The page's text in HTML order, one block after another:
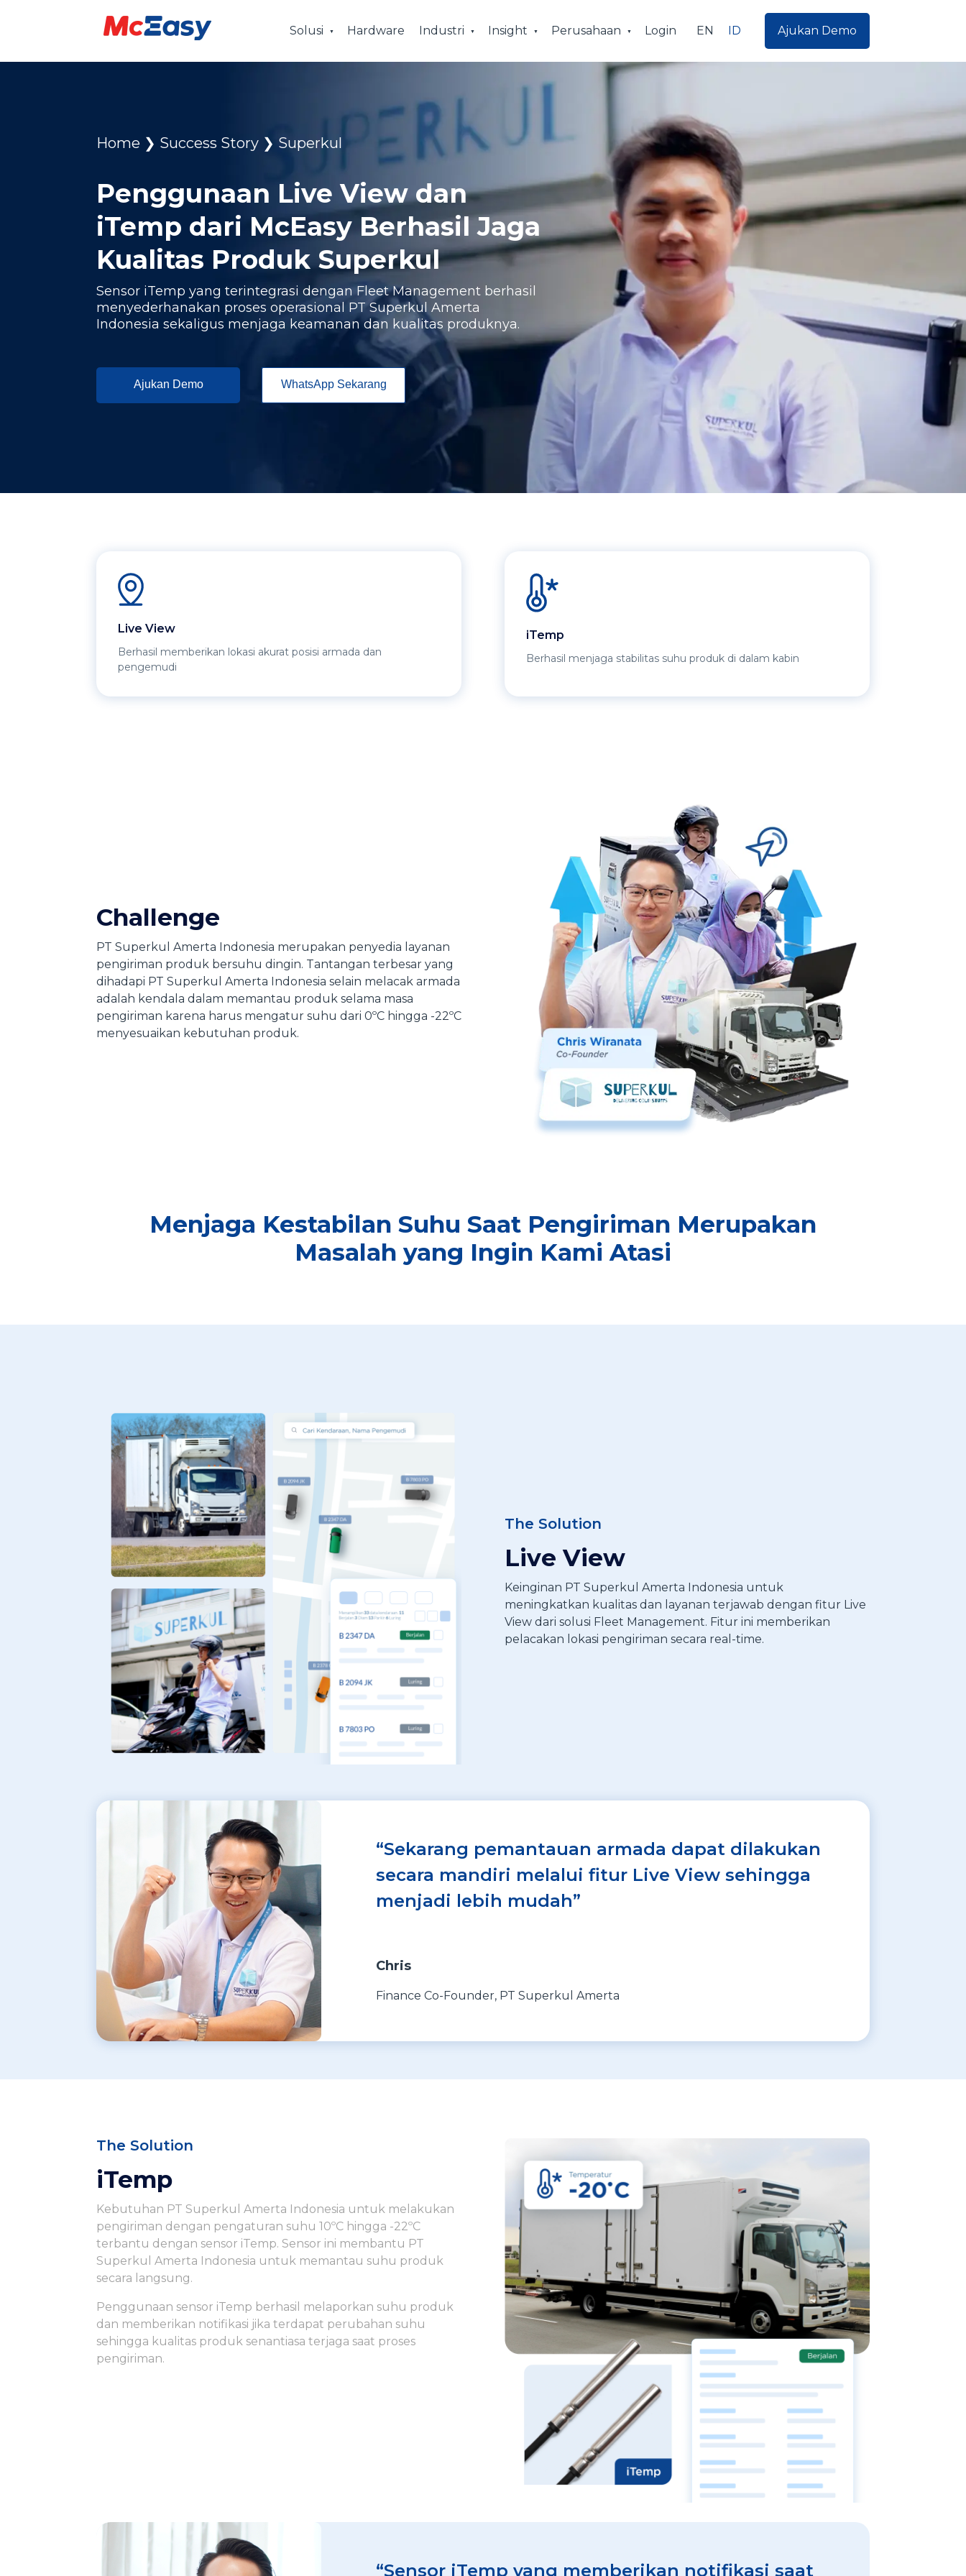
Solusi Hardware Industri Insight Perusahaan Login EN ID Ajukan Demo
Home ❯ Success Story ❯ Superkul
Penggunaan Live View dan
iTemp dari McEasy Berhasil Jaga
Kualitas Produk Superkul
Sensor iTemp yang terintegrasi dengan Fleet Management berhasil
menyederhanakan proses operasional PT Superkul Amerta
Indonesia sekaligus menjaga keamanan dan kualitas produknya.
Ajukan Demo WhatsApp Sekarang
Live View
Berhasil memberikan lokasi akurat posisi armada dan
pengemudi
iTemp
Berhasil menjaga stabilitas suhu produk di dalam kabin
Challenge
PT Superkul Amerta Indonesia merupakan penyedia layanan
pengiriman produk bersuhu dingin. Tantangan terbesar yang
dihadapi PT Superkul Amerta Indonesia selain melacak armada
adalah kendala dalam memantau produk selama masa
pengiriman karena harus mengatur suhu dari 0ºC hingga -22ºC
menyesuaikan kebutuhan produk.
Menjaga Kestabilan Suhu Saat Pengiriman Merupakan
Masalah yang Ingin Kami Atasi
The Solution
Live View
Keinginan PT Superkul Amerta Indonesia untuk
meningkatkan kualitas dan layanan terjawab dengan fitur Live
View dari solusi Fleet Management. Fitur ini memberikan
pelacakan lokasi pengiriman secara real-time.
“Sekarang pemantauan armada dapat dilakukan
secara mandiri melalui fitur Live View sehingga
menjadi lebih mudah”
Chris
Finance Co-Founder, PT Superkul Amerta
The Solution
iTemp
Kebutuhan PT Superkul Amerta Indonesia untuk melakukan
pengiriman dengan pengaturan suhu 10ºC hingga -22ºC
terbantu dengan sensor iTemp. Sensor ini membantu PT
Superkul Amerta Indonesia untuk memantau suhu produk
secara langsung.
Penggunaan sensor iTemp berhasil melaporkan suhu produk
dan memberikan notifikasi jika terdapat perubahan suhu
sehingga kualitas produk senantiasa terjaga saat proses
pengiriman.
“Sensor iTemp yang memberikan notifikasi saat